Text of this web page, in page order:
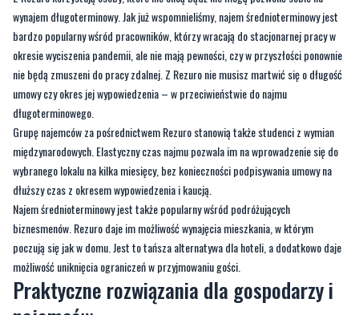
wynajmu.
Grupa klientów Rezuro
Z Rezuro korzystają osoby, które nie chcą bądź nie mogą pozwolić sobie na
wynajem długoterminowy. Jak już wspomnieliśmy, najem średnioterminowy jest
bardzo popularny wśród pracowników, którzy wracają do stacjonarnej pracy w
okresie wyciszenia pandemii, ale nie mają pewności, czy w przyszłości ponownie
nie będą zmuszeni do pracy zdalnej. Z Rezuro nie musisz martwić się o długość
umowy czy okres jej wypowiedzenia – w przeciwieństwie do najmu
długoterminowego.
Grupę najemców za pośrednictwem Rezuro stanowią także studenci z wymian
międzynarodowych. Elastyczny czas najmu pozwala im na wprowadzenie się do
wybranego lokalu na kilka miesięcy, bez konieczności podpisywania umowy na
dłuższy czas z okresem wypowiedzenia i kaucją.
Najem średnioterminowy jest także popularny wśród podróżujących
biznesmenów. Rezuro daje im możliwość wynajęcia mieszkania, w którym
poczują się jak w domu. Jest to tańsza alternatywa dla hoteli, a dodatkowo daje